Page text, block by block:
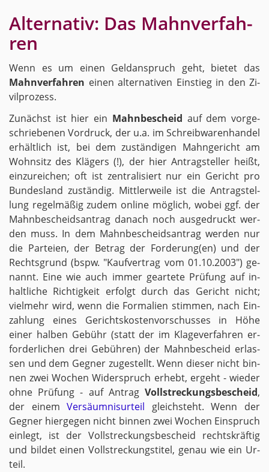
Al­ter­na­tiv: Das Mahn­ver­fah­
ren
Wenn es um einen Geld­an­spruch geht, bie­tet das
Mahn­ver­fah­ren einen al­ter­na­ti­ven Ein­stieg in den Zi­
vil­pro­zess.
Zu­nächst ist hier ein Mahn­be­scheid auf dem vor­ge­
schrie­be­nen Vor­druck, der u.a. im Schreib­wa­ren­han­del
er­hält­lich ist, bei dem zu­stän­di­gen Mahn­ge­richt am
Wohn­sitz des Klä­gers (!), der hier An­trag­stel­ler heißt,
ein­zu­rei­chen; oft ist zen­tra­li­siert nur ein Ge­richt pro
Bun­des­land zu­stän­dig. Mitt­ler­wei­le ist die An­trag­stel­
lung re­gel­mä­ßig zudem on­line mög­lich, wobei ggf. der
Mahn­be­scheids­an­trag da­nach noch aus­ge­druckt wer­
den muss. In dem Mahn­be­scheids­an­trag wer­den nur
die Par­tei­en, der Be­trag der For­de­rung(en) und der
Rechts­grund (bspw. "Kauf­ver­trag vom 01.10.2003") ge­
nannt. Eine wie auch immer ge­ar­te­te Prü­fung auf in­
halt­li­che Rich­tig­keit er­folgt durch das Ge­richt nicht;
viel­mehr wird, wenn die For­ma­li­en stim­men, nach Ein­
zah­lung eines Ge­richts­kos­ten­vor­schus­ses in Höhe
einer hal­ben Ge­bühr (statt der im Kla­ge­ver­fah­ren er­
for­der­li­chen drei Ge­büh­ren) der Mahn­be­scheid er­las­
sen und dem Geg­ner zu­ge­stellt. Wenn die­ser nicht bin­
nen zwei Wo­chen Wi­der­spruch er­hebt, er­geht - wie­der
ohne Prü­fung - auf An­trag Voll­stre­ckungs­be­scheid,
der einemVer­säum­nis­ur­teil gleich­steht. Wenn der
Geg­ner hier­ge­gen nicht bin­nen zwei Wo­chen Ein­spruch
ein­legt, ist der Voll­stre­ckungs­be­scheid rechts­kräf­tig
und bil­det einen Voll­stre­ckungs­ti­tel, genau wie ein Ur­
teil.